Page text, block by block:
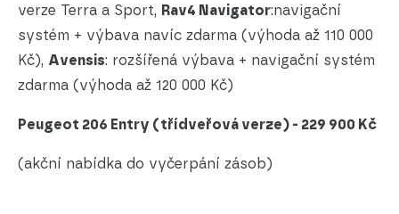
verze Terra a Sport, Rav4 Navigator:navigační
systém + výbava navíc zdarma (výhoda až 110 000
Kč), Avensis: rozšířená výbava + navigační systém
zdarma (výhoda až 120 000 Kč)
Peugeot 206 Entry (třídveřová verze) - 229 900 Kč
(akční nabídka do vyčerpání zásob)